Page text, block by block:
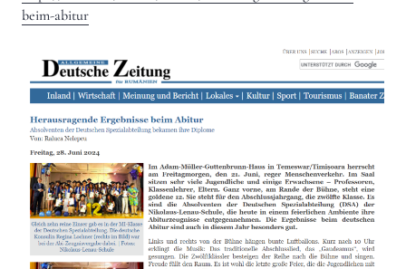
beim-abitur